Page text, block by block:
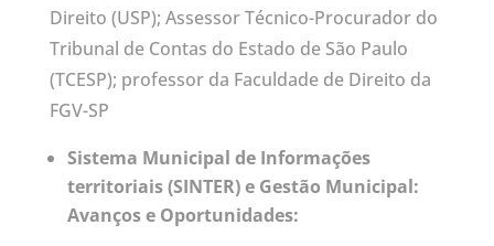
Direito (USP); Assessor Técnico-Procurador do
Tribunal de Contas do Estado de São Paulo
(TCESP); professor da Faculdade de Direito da
FGV-SP
Sistema Municipal de Informações
territoriais (SINTER) e Gestão Municipal:
Avanços e Oportunidades: